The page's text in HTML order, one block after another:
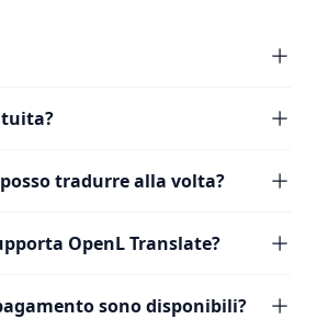
tradurre alla volta?
OpenL Translate?
sono disponibili?